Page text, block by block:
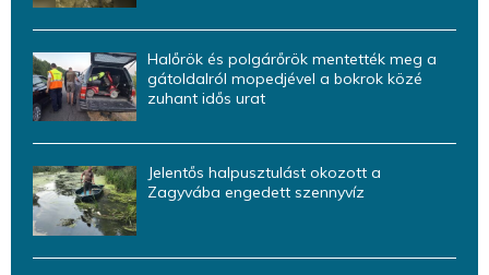
Halőrök és polgárőrök mentették meg a
gátoldalról mopedjével a bokrok közé
zuhant idős urat
Jelentős halpusztulást okozott a
Zagyvába engedett szennyvíz